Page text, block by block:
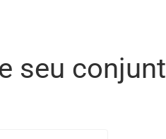
seu